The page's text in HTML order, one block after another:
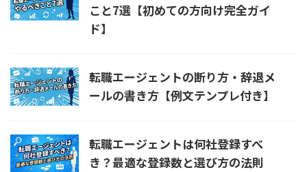
こと7選【初めての方向け完全ガイ
ド】
転職エージェントの断り方・辞退メ
ールの書き方【例文テンプレ付き】
転職エージェントは何社登録すべ
き？最適な登録数と選び方の法則